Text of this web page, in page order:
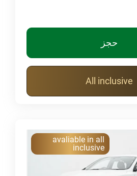
حجز
All inclusive
avaliable in all
inclusive